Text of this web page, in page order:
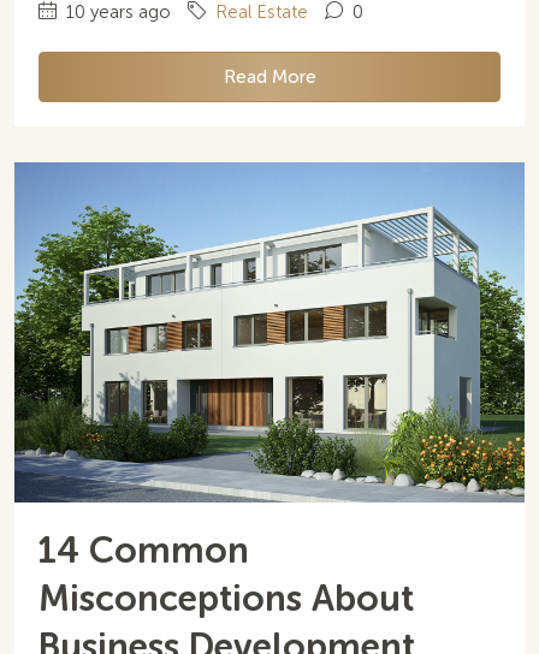
10 years ago Real Estate 0
Read More
14 Common
Misconceptions About